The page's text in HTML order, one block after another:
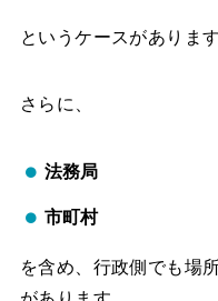
というケースがあります
さらに、
法務局
市町村
を含め、行政側でも場